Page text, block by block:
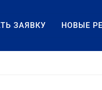
ЗАЯВКУ НОВЫЕ